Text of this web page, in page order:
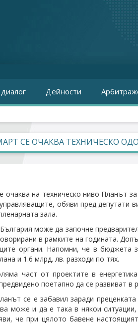
Дейности
СЕ ОЧАКВА ТЕХНИЧЕСКО
очаква на техническо ниво Планът
обяви пред депутати
зала.
може да започне
в рамките на годината.
органи. Напомни, че в бюджета
и 1.6 млрд. лв. разходи по тях.
част от проектите в
поетапно да се развиват
се е забавил заради
може и да е така в някои
че при цялото бавене